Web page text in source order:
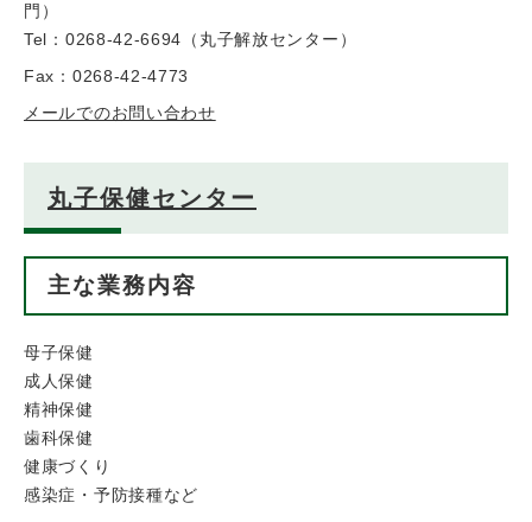
門 ）
Tel：0268-42-6694 （ 丸子解放センター ）
Fax：0268-42-4773
メールでのお問い合わせ
丸子保健センター
主な業務内容
母子保健
成人保健
精神保健
歯科保健
健康づくり
感染症・予防接種など